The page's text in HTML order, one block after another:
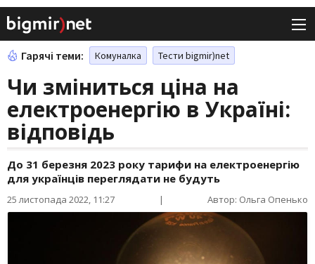
Гарячі теми: Комуналка Тести bigmir)net
Чи зміниться ціна на
електроенергію в Україні:
відповідь
До 31 березня 2023 року тарифи на електроенергію
для українців переглядати не будуть
25 листопада 2022, 11:27 | Автор: Ольга Опенько